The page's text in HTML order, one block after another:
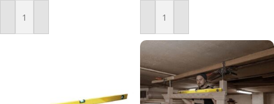
Ajouter Au Panier Ajouter Au Panier